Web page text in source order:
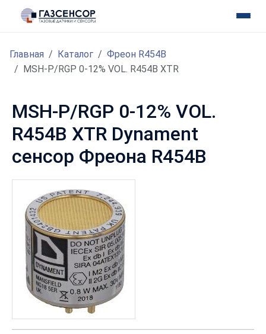
Главная Каталог
Фреон R454B
MSH-P/RGP 0-12% VOL. R454B XTR
MSH-P/RGP 0-12% VOL.
R454B XTR Dynament
сенсор Фреона R454B